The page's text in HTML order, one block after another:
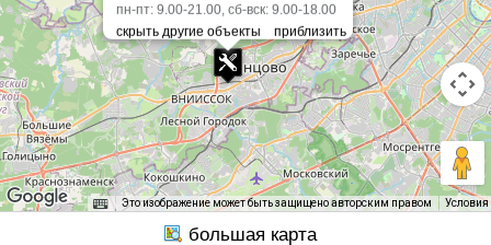
пн-пт: 9.00-21.00, сб-вск: 9.00-18.00
Это изображение может быть защищено авторским правом Условия